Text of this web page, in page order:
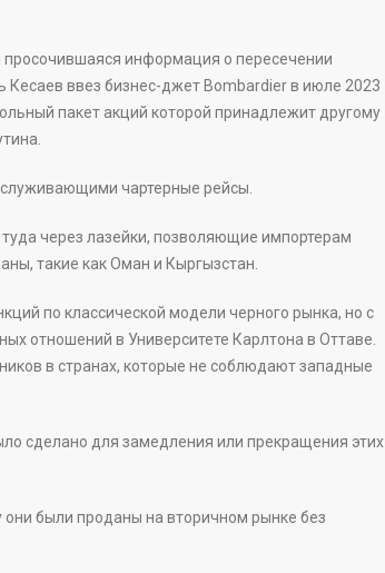
просочившаяся информация о пересечении
Кесаев ввез бизнес-джет Bombardier в июле 2023
пакет акций которой принадлежит другому
чартерные рейсы.
через лазейки, позволяющие импортерам
такие как Оман и Кыргызстан.
по классической модели черного рынка, но с
отношений в Университете Карлтона в Оттаве.
в странах, которые не соблюдают западные
сделано для замедления или прекращения этих
они были проданы на вторичном рынке без